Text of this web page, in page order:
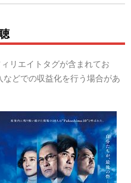
リエイトタグが含まれてお
どでの収益化を行う場合があ